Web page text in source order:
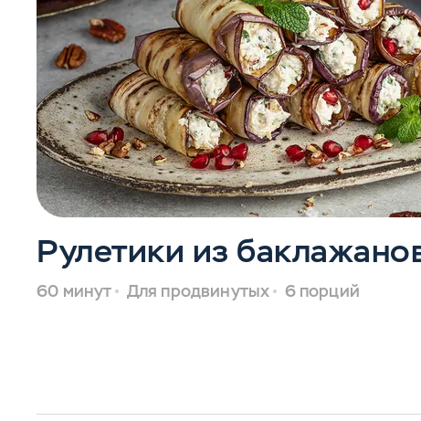
Рулетики из
60 минут Для продвинутых 6 порций